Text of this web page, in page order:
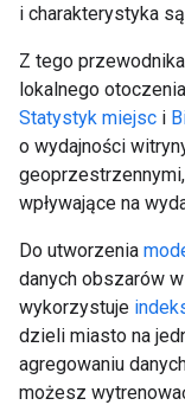
i charakterystyka
Z tego
lokalnego
Statystyk miejsc i
o wydajności
wpływające na
Do utworzenia
danych obszarów
wykorzystuje
dzieli miasto na
agregowaniu
możesz